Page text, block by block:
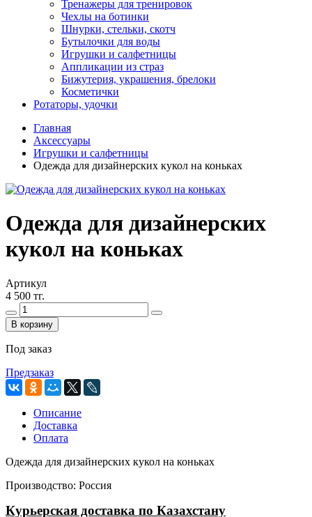
Тренажеры для тренировок
Чехлы на ботинки
Шнурки, стельки, скотч
Бутылочки для воды
Игрушки и салфетницы
Аппликации из страз
Бижутерия, украшения, брелоки
Косметички
Ротаторы, удочки
Главная
Аксессуары
Игрушки и салфетницы
Одежда для дизайнерских кукол на коньках
Одежда для дизайнерских
кукол на коньках
Артикул
4 500 тг.
В корзину
Под заказ
Предзаказ
Описание
Доставка
Оплата
Одежда для дизайнерских кукол на коньках
Производство: Россия
Курьерская доставка по Казахстану